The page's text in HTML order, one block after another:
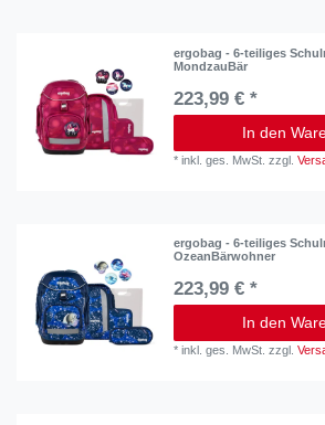
ergobag - 6-teiliges
MondzauBär
223,99 € *
In den
*inkl. ges. MwSt. zzgl.
ergobag - 6-teiliges
OzeanBärwohner
223,99 € *
In den
*inkl. ges. MwSt. zzgl.